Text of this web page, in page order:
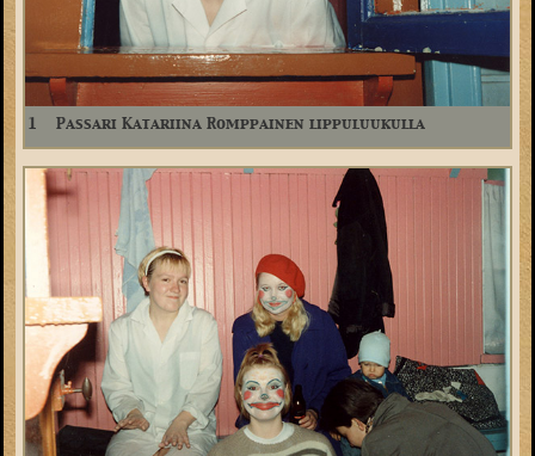
1 Passari Katariina Romppainen lippuluukulla